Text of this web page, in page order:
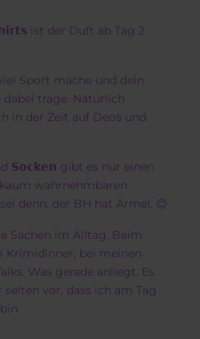
ist der Duft ab Tag 2
Sport mache und dein
dabei trage. Natürlich
in der Zeit auf Deos und
𝗦𝗼𝗰𝗸𝗲𝗻 gibt es nur einen
wahrnehmbaren
denn, der BH hat Ärmel. 😊
Sachen im Alltag. Beim
Krimidinner, bei meinen
Was gerade anliegt. Es
vor, dass ich am Tag